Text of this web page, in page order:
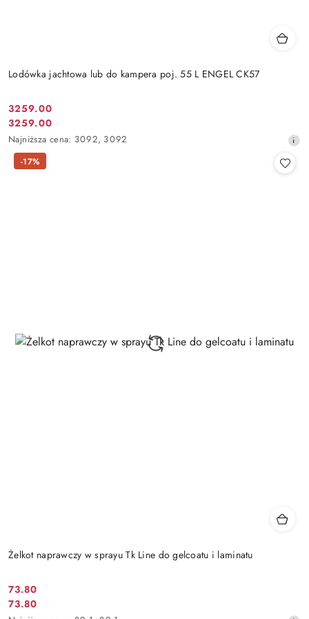
Lodówka jachtowa lub do kampera poj. 55 L ENGEL CK57
Cena
promocyjna:
3259.00
Cena
promocyjna:
3259.00
Najniższa
cena
Najniższa cena: 3092, 3092
Żelkot naprawczy w sprayu Tk Line do gelcoatu i laminatu
Cena
promocyjna:
73.80
Cena
73.80
-17%